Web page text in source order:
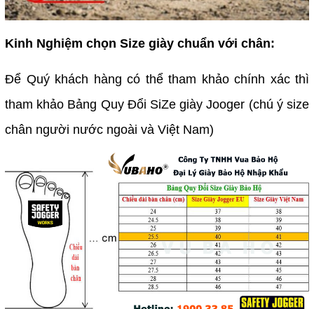
Kinh Nghiệm chọn Size giày chuẩn với chân:
Để Quý khách hàng có thể tham khảo chính xác thì
tham khảo Bảng Quy Đổi SiZe giày Jooger (chú ý size
chân người nước ngoài và Việt Nam)